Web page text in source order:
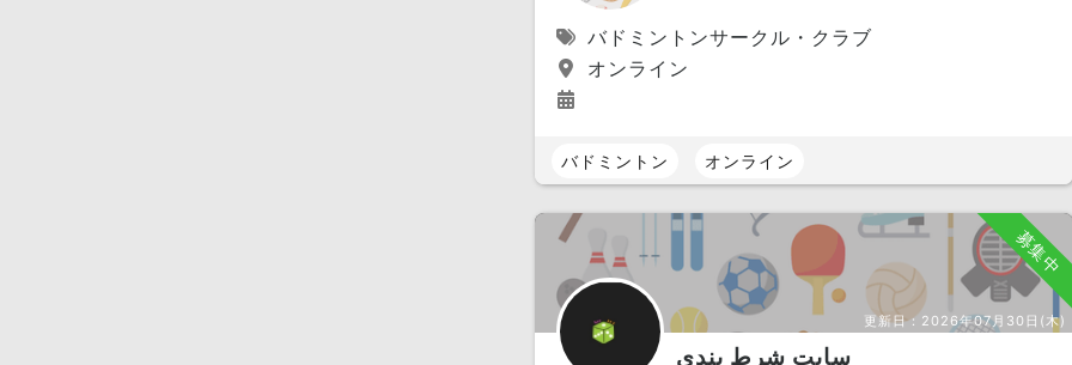
バドミントンサークル・クラブ
オンライン
バドミントン オンライン
募集中
更新日： 2026年07月30日(木)
سایت شرط بندی